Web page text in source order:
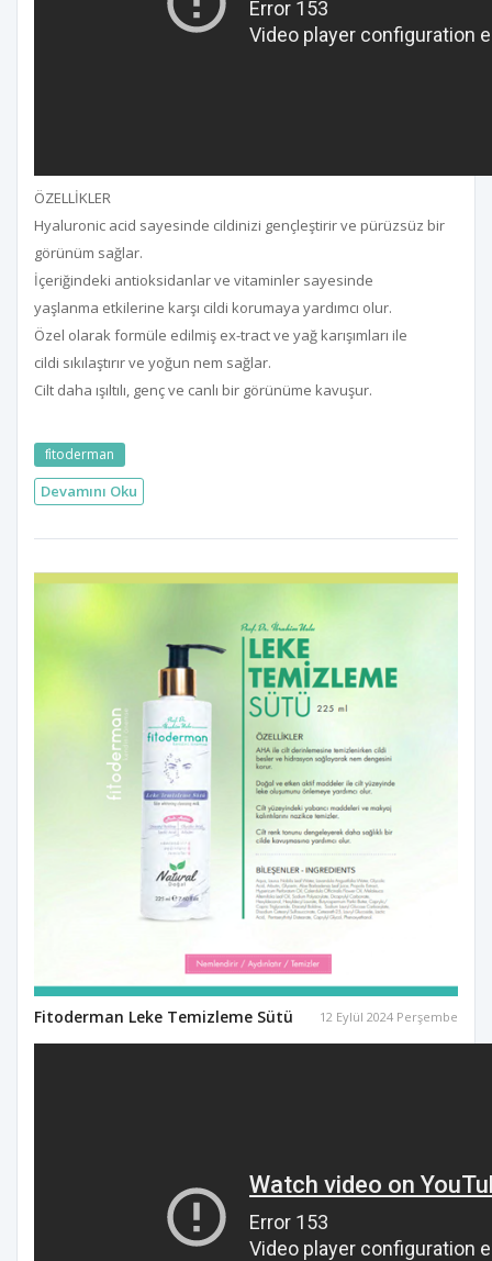
ÖZELLİKLER
Hyaluronic acid sayesinde cildinizi gençleştirir ve pürüzsüz bir
görünüm sağlar.
İçeriğindeki antioksidanlar ve vitaminler sayesinde
yaşlanma etkilerine karşı cildi korumaya yardımcı olur.
Özel olarak formüle edilmiş ex-tract ve yağ karışımları ile
cildi sıkılaştırır ve yoğun nem sağlar.
Cilt daha ışıltılı, genç ve canlı bir görünüme kavuşur.
fi̇toderman
Devamını Oku
Fitoderman Leke Temizleme Sütü 12 Eylül 2024 Perşembe